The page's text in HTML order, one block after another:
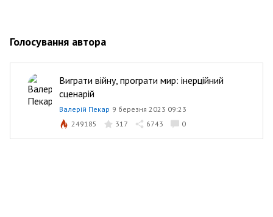
Голосування автора
Виграти війну, програти мир: інерційний
сценарій
Валерій Пекар 9 березня 2023 09:23
249185
317 6743 0